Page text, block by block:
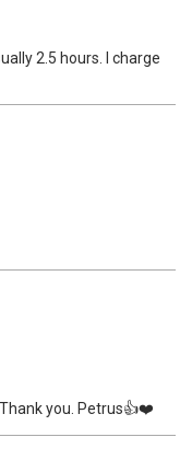
2.5 hours. I charge
you. Petrus👍❤️